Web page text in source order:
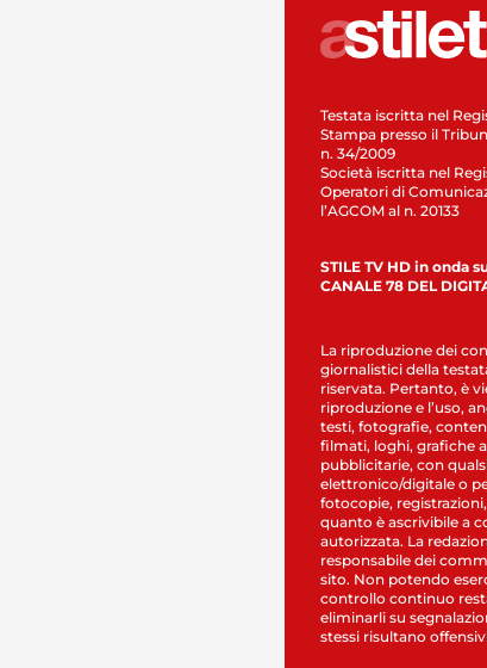
Testata iscritta nel
Stampa presso il
n. 34/2009
Società iscritta nel
Operatori di
l’AGCOM al n. 20133
STILE TV HD in onda
CANALE 78 DEL
La riproduzione dei
giornalistici della
riservata. Pertanto, è
riproduzione e l’uso,
testi, fotografie,
filmati, loghi, grafiche
pubblicitarie, con
elettronico/digitale o
fotocopie,
quanto è ascrivibile a
autorizzata. La
responsabile dei
sito. Non potendo
controllo continuo
eliminarli su
stessi risultano